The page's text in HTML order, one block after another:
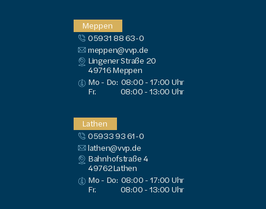
Meppen
05931 88 63-0
meppen@vvp.de
Lingener Straße 20
49716 Meppen
Mo - Do: 08:00 - 17:00 Uhr
Fr.
08:00 - 13:00 Uhr
Lathen
05933 93 61-0
lathen@vvp.de
Bahnhofstraße 4
49762Lathen
Mo - Do: 08:00 - 17:00 Uhr
Fr.
08:00 - 13:00 Uhr